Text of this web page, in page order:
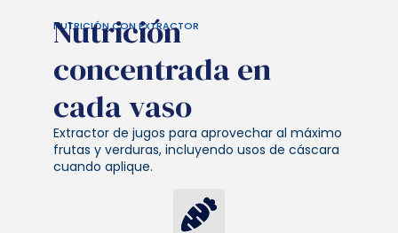
NUTRICIÓN CON EXTRACTOR
Nutrición
concentrada en
cada vaso
Extractor de jugos para aprovechar al máximo
frutas y verduras, incluyendo usos de cáscara
cuando aplique.